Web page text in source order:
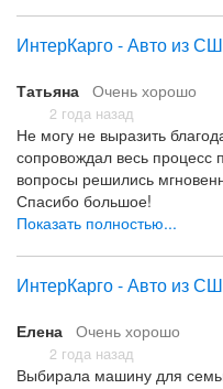
1. Отлаженные
Условия труда 5.
как себе, так и компании. В
приятные и комфортные
высокая заработная
Хотелось бы улучшить, на
стандартизировать
работу отделов друг с
Сплоченный коллектив,
обучения и развития
Система мотивации,
ИнтерКарго - Авто из
Татьяна Очень хорошо
2 года назад
Не могу не выразить
сопровождал весь процесс
вопросы решились
Спасибо большое!
Быстрота и чёткость
Такого не обнаружилось
Показать полностью...
ИнтерКарго - Авто из
Елена Очень хорошо
2 года назад
Выбирала машину для